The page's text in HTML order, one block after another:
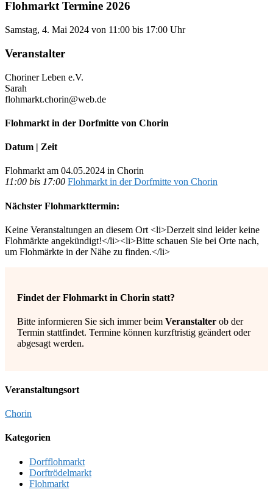
Flohmarkt Termine 2026
Samstag, 4. Mai 2024 von 11:00 bis 17:00 Uhr
Veranstalter
Choriner Leben e.V.
Sarah
flohmarkt.chorin@web.de
Flohmarkt in der Dorfmitte von Chorin
Datum | Zeit
Flohmarkt am 04.05.2024 in Chorin
11:00 bis 17:00 Flohmarkt in der Dorfmitte von Chorin
Nächster Flohmarkttermin:
Keine Veranstaltungen an diesem Ort <li>Derzeit sind leider keine
Flohmärkte angekündigt!</li><li>Bitte schauen Sie bei Orte nach,
um Flohmärkte in der Nähe zu finden.</li>
Findet der Flohmarkt in Chorin statt?
Bitte informieren Sie sich immer beim Veranstalter ob der
Termin stattfindet. Termine können kurzftristig geändert oder
abgesagt werden.
Veranstaltungsort
Chorin
Kategorien
Dorfflohmarkt
Dorftrödelmarkt
Flohmarkt